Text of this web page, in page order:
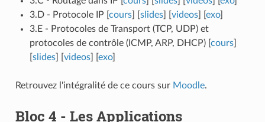
3.D - Protocole IP [ cours] [ slides] [ videos] [ exo]
3.E - Protocoles de Transport (TCP, UDP) et
protocoles de contrôle (ICMP, ARP, DHCP) [ cours]
slides] [ videos] [ exo]
Retrouvez l'intégralité de ce cours sur Moodle.
Bloc 4 - Les Applications